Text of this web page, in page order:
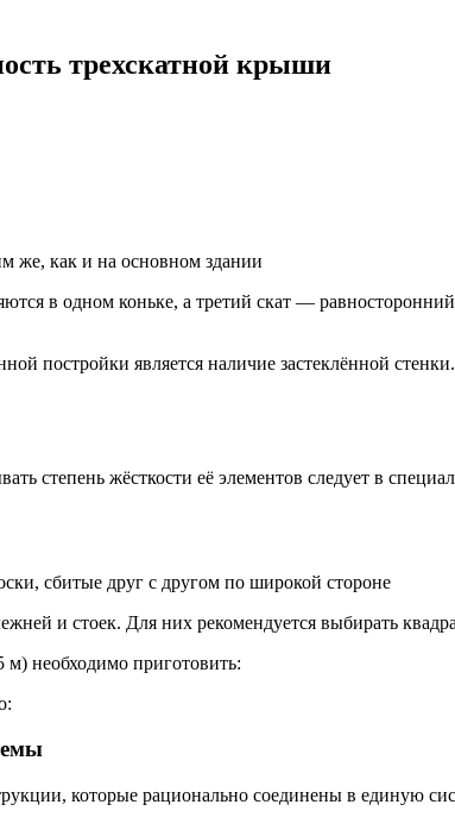
трехскатной крыши
же, как и на основном здании
в одном коньке, а третий скат —
постройки является наличие застеклённой
степень жёсткости её элементов следует в
сбитые друг с другом по широкой стороне
и стоек. Для них рекомендуется выбирать
необходимо приготовить:
которые рационально соединены в единую